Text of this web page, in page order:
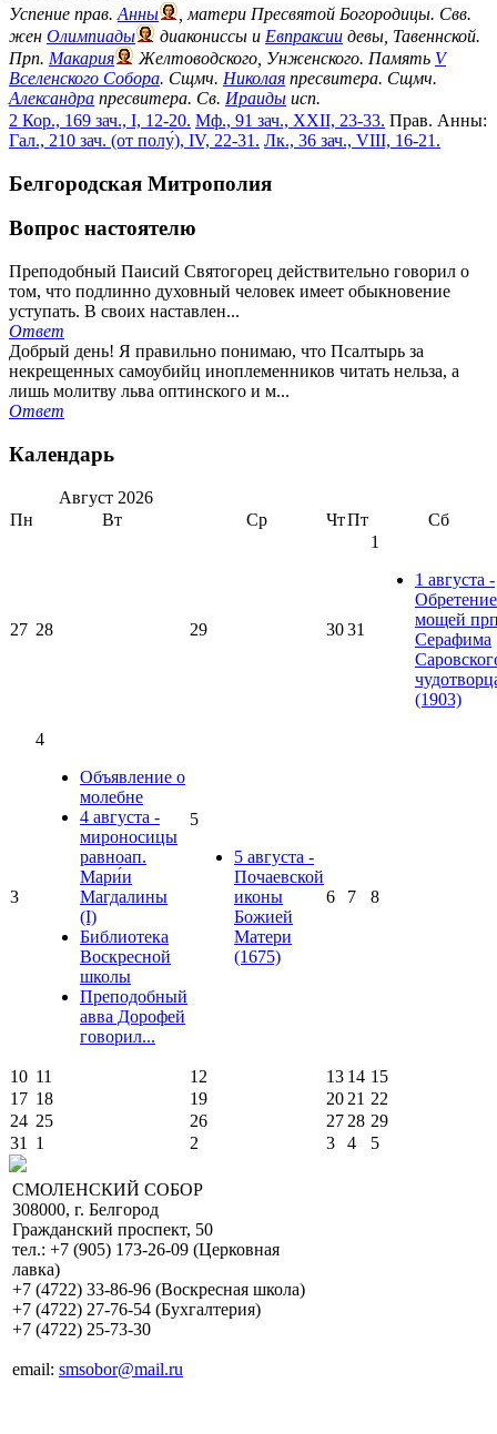
Успение прав. Анны
, матери Пресвятой Богородицы. Свв.
жен Олимпиады диакониссы и Евпраксии девы, Тавеннской.
Прп. Макария Желтоводского, Унженского. Память V
Вселенского Собора. Сщмч. Николая пресвитера. Сщмч.
Александра пресвитера. Св. Ираиды исп.
2 Кор., 169 зач., I, 12-20. Мф., 91 зач., XXII, 23-33. Прав. Анны:
Гал., 210 зач. (от полу́), IV, 22-31. Лк., 36 зач., VIII, 16-21.
Белгородская Митрополия
Вопрос настоятелю
Преподобный Паисий Святогорец действительно говорил о
том, что подлинно духовный человек имеет обыкновение
уступать. В своих наставлен...
Ответ
Добрый день! Я правильно понимаю, что Псалтырь за
некрещенных самоубийц иноплеменников читать нельза, а
лишь молитву льва оптинского и м...
Ответ
Календарь
Август 2026
Пн
Вт Ср ЧтПт Сб
27 28 29 3031
1
1 августа -
Обретение
мощей
Серафима
(1903)
3
4
Объявление о
молебне
4 августа -
мироносицы
равноап.
Мари́и
Магдалины
(I)
Библиотека
Воскресной
школы
Преподобный
авва Дорофей
говорил...
5
5 августа -
Почаевской
иконы
Божией
Матери
(1675)
6 7 8
10 11 12 13 14 15
17 18 19 2021 22
24 25 26 2728 29
31 1 2 3 4 5
СМОЛЕНСКИЙ СОБОР
308000, г. Белгород
Гражданский проспект, 50
тел.: +7 (905) 173-26-09 (Церковная
лавка)
+7 (4722) 33-86-96 (Воскресная школа)
+7 (4722) 27-76-54 (Бухгалтерия)
+7 (4722) 25-73-30
email: smsobor@mail.ru